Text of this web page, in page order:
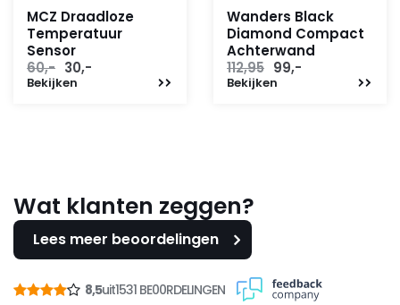
MCZ Draadloze
Temperatuur
Sensor
60,- Oorspronkelijke
prijs
30,-
Bekijken
Wanders Black
Diamond Compact
Achterwand
112,95 Oorspronkelijke
prijs
99,-
Bekijken
Wat klanten zeggen?
Lees meer beoordelingen
8,5uit1531 BE00RDELINGEN